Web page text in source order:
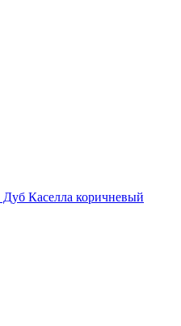
Каселла коричневый